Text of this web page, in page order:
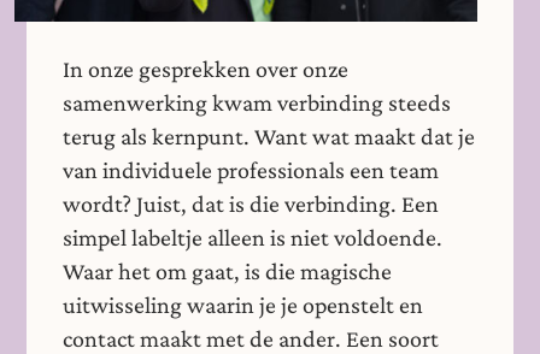
In onze gesprekken over onze
samenwerking kwam verbinding steeds
terug als kernpunt. Want wat maakt dat je
van individuele professionals een team
wordt? Juist, dat is die verbinding. Een
simpel labeltje alleen is niet voldoende.
Waar het om gaat, is die magische
uitwisseling waarin je je openstelt en
contact maakt met de ander. Een soort